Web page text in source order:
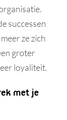
successen
ze zich
groter
loyaliteit.
met je